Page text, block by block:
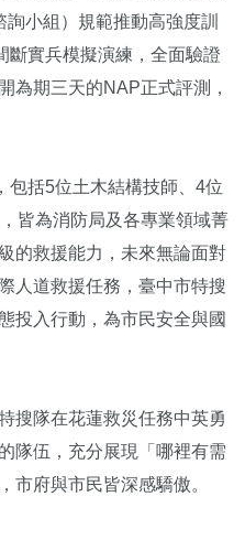
小組）規範推動高強度訓
斷實兵模擬演練，全面驗證
為期三天的NAP正式評測，
包括5位土木結構技師、4位
皆為消防局及各專業領域菁
的救援能力，未來無論面對
人道救援任務，臺中市特搜
投入行動，為市民安全與國
搜隊在花蓮救災任務中英勇
隊伍，充分展現「哪裡有需
市府與市民皆深感驕傲。